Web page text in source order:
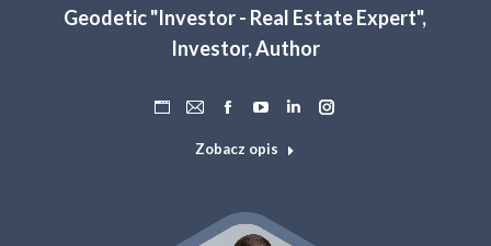
Geodetic "Investor - Real Estate Expert",
Investor, Author
Osobisty
blog
internetowa
Adres
e-
Facebook
YouTube
LinkedinInstagram
Zobacz opis